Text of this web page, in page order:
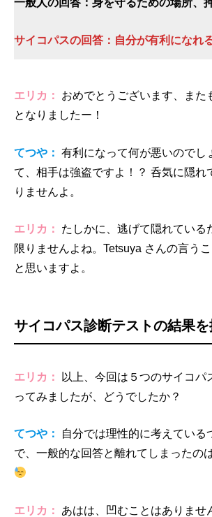
一般人の回答：身を守るための場所、
サイコパスの回答：自分が有利になれ
エリカ：
おめでとうございます、また
となりましたー！
てつや： 有利になって何が悪いので
て、相手は強盗ですよ！？ 呑気に隠れ
りませんよ。
エリカ：
たしかに、逃げて隠れている
限りませんよね。Tetsuya さんの言う
と思いますよ。
サイコパス診断テストの結果
エリカ：
以上、今回は５つのサイコパ
ってみましたが、どうでしたか？
てつや：
自分では理性的に考えている
で、一般的な回答と離れてしまったの
エリカ：
あはは、凹むことはありませ